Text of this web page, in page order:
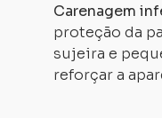
Carenagem
proteção da
sujeira e
reforçar a